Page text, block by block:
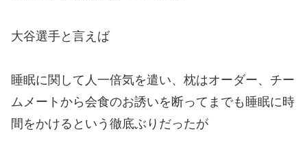
大谷選手と言えば
睡眠に関して人一倍気を遣い、枕はオーダー、チー
ムメートから会食のお誘いを断ってまでも睡眠に時
間をかけるという徹底ぶりだったが